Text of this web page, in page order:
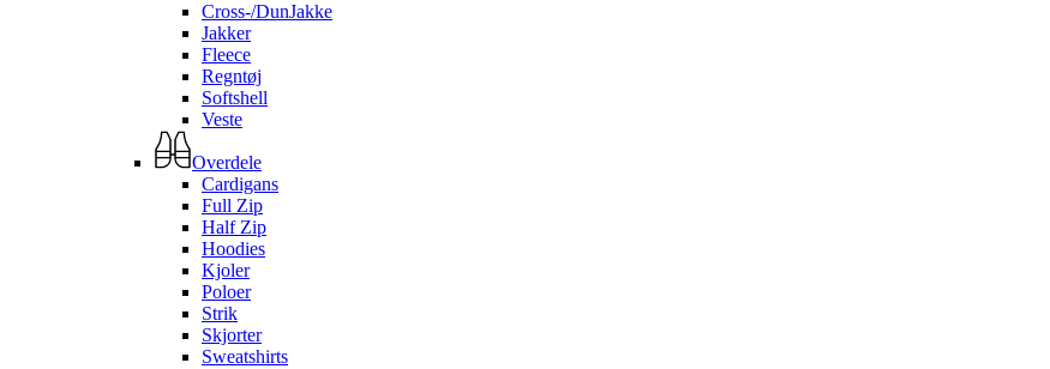
Cross-/DunJakke
Jakker
Fleece
Regntøj
Softshell
Veste
Overdele
Cardigans
Full Zip
Half Zip
Hoodies
Kjoler
Poloer
Strik
Skjorter
Sweatshirts